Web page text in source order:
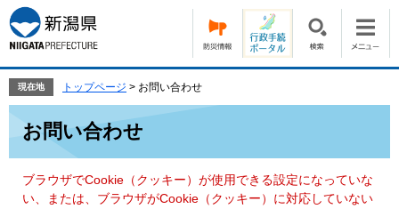
ー
ジ
の
頭
す。
ニ
ュ
ー
飛
て
現在地 トップページ > お問い合わせ
お問い合わせ
ブラウザでCookie（クッキー）が使用できる設定になっていな
い、または、ブラウザがCookie（クッキー）に対応していない